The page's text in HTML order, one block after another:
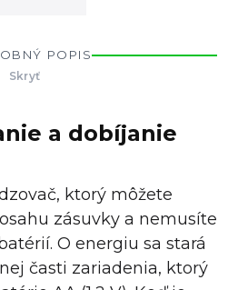
POPIS
Skryť
a dobíjanie
ktorý môžete
zásuvky a nemusíte
O energiu sa stará
časti zariadenia, ktorý